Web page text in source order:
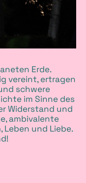
Erde.
vereint, ertragen
schwere
im Sinne des
Widerstand und
ambivalente
Leben und Liebe.